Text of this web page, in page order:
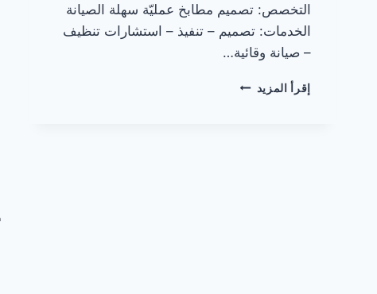
التخصص: تصميم مطابخ عمليّة سهلة الصيانة
الخدمات: تصميم – تنفيذ – استشارات تنظيف
– صيانة وقائية…
إقرأ المزيد مطابخ